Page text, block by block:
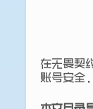
在无畏契
账号安全